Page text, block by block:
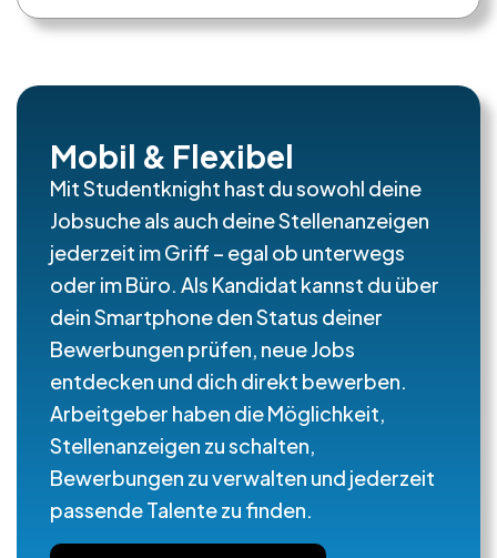
Mobil & Flexibel
Mit Studentknight hast du sowohl deine
Jobsuche als auch deine Stellenanzeigen
jederzeit im Griff – egal ob unterwegs
oder im Büro. Als Kandidat kannst du über
dein Smartphone den Status deiner
Bewerbungen prüfen, neue Jobs
entdecken und dich direkt bewerben.
Arbeitgeber haben die Möglichkeit,
Stellenanzeigen zu schalten,
Bewerbungen zu verwalten und jederzeit
passende Talente zu finden.